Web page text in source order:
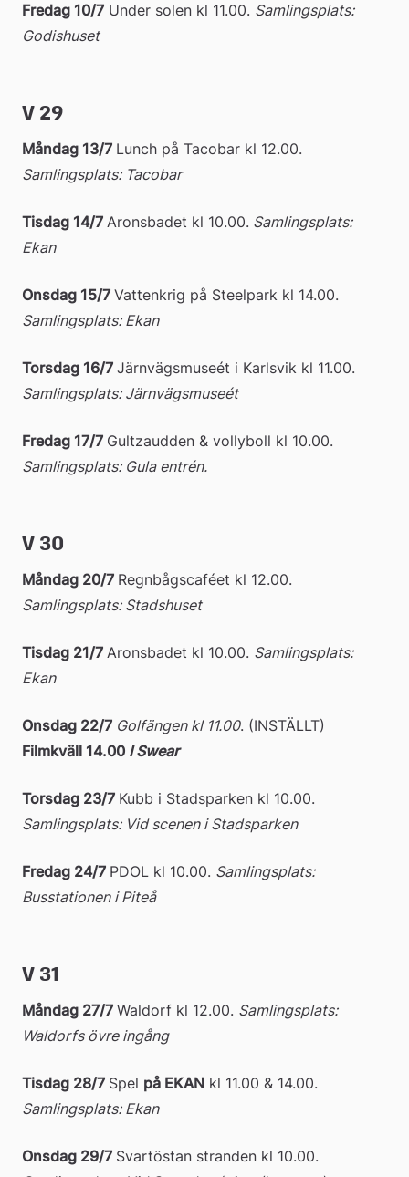
Fredag 10/7 Under solen kl 11.00. Samlingsplats:
Godishuset
V 29
Måndag 13/7 Lunch på Tacobar kl 12.00.
Samlingsplats: Tacobar
Tisdag 14/7 Aronsbadet kl 10.00. Samlingsplats:
Ekan
Onsdag 15/7
Samlingsplats: Ekan
Torsdag 16/7
Samlingsplats: Järnvägsmuseét
Fredag 17/7
Samlingsplats: Gula entrén.
V 30
Måndag 20/7
Samlingsplats: Stadshuset
Tisdag 21/7 Aronsbadet kl 10.00. Samlingsplats:
Ekan
Onsdag 22/7 Golfängen kl 11.00. (INSTÄLLT)
Filmkväll 14.00 I Swear
Torsdag 23/7
Samlingsplats: Vid scenen i Stadsparken
Fredag 24/7 PDOL kl 10.00. Samlingsplats:
Busstationen i Piteå
V 31
Måndag 27/7 Waldorf kl 12.00. Samlingsplats:
Waldorfs övre ingång
Tisdag 28/7 Spel på EKAN kl 11.00 & 14.00.
Samlingsplats: Ekan
Onsdag 29/7 Svartöstan stranden kl 10.00.